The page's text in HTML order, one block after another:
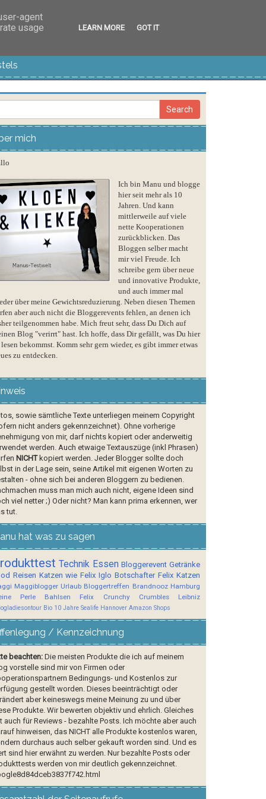
mich
Ich bin Manu und blogge
hier seit mehr als 10
Jahren. Und kann
mittlerweile auf viele
nette Kooperationen
zurückblicken. Das
Bloggen selber macht
mir viel Freude. Ich
schreibe gern über neue
und innovative Produkte,
und auch immer mal
über meine Gewichtsreduzierung. Neben diesen Themen
aber auch nicht die Bloggerevents fehlen, an denen ich
teilgenommen habe. Mich freut sehr, dass Du Dich auf
Blog "verirrt" hast. Ich hoffe, dass Dir gefällt, was Du hier
bekommst. Komm sehr gern wieder, es gibt immer etwas
zu entdecken.
sowie sämtliche Texte unterliegen meinem Copyright
nicht anders gekennzeichnet). Ohne vorherige
von mir, darf nichts kopiert oder anderweitig
werden. Auch etwaige Textauszüge (inkl Phrasen)
NICHTkopiert werden. Jeder Blogger sollte doch
in der Lage sein, seine Artikel mit eigenen Worten zu
- ohne sich bei anderen Bloggern zu bedienen.
muss man mich auch nicht, eigene Ideen sind
viel netter ;) Oder nicht? Man kann prima erkennen, wer
tut.
hat was zu sagen
Technik Essen Bloggerevent Getränke
Reisen Katzen wie Felix Iglo Botschafter Felix Katzen
Maggiblogger Urlaub Bloggertreffen Brandnooz Hamburg
Perle
Bahlsen Felix Crunchy Crumbles Leibniz
Bio 10 Jahre Sealife Hannover Amazon Shops
/ Kennzeichnung
beachten:Die meisten Produkte die ich auf meinem
vorstelle sind mir von Firmen oder
Bedingungs- und Kostenlos zur
gestellt worden. Dieses beeinträchtigt oder
aber keineswegs meine Meinung zu und über
Produkte. Wir bewerten objektiv und ehrlich. Gleiches
auch für Reviews - bezahlte Posts. Ich möchte aber auch
hinweisen, das NICHT alle Produkte kostenlos waren,
durchaus auch selber gekauft worden sind. Und es
sind hier erwähnt zu werden. Nur bezahlte Posts oder
werden von mir deutlich gekennzeichnet.
agent
usage
LEARN MORE GOT IT